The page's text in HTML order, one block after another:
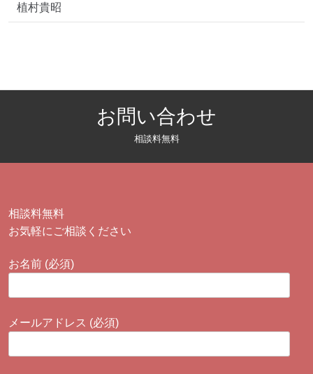
植村貴昭
お問い合わせ
相談料無料
相談料無料
お気軽にご相談ください
お名前 (必須)
メールアドレス (必須)